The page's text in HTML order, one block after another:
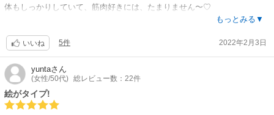
体もしっかりしていて、筋肉好きには、たまりません〜♡
レビュー少ないですが、気になってる方は是非読んでみてください！続き
もっとみる▼
いいね 5件 2022年2月3日
yuntaさん
(女性/50代) 総レビュー数：22件
絵がタイプ!